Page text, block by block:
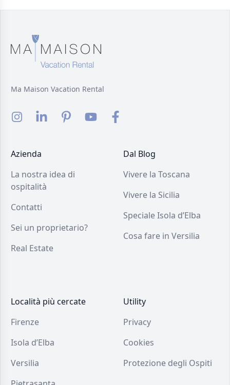
Ma Maison Vacation Rental
Azienda
La nostra idea di
ospitalità
Contatti
Sei un proprietario?
Real Estate
Dal Blog
Vivere la Toscana
Vivere la Sicilia
Speciale Isola d’Elba
Cosa fare in Versilia
Località più cercate
Firenze
Isola d’Elba
Versilia
Utility
Privacy
Cookies
Protezione degli Ospiti